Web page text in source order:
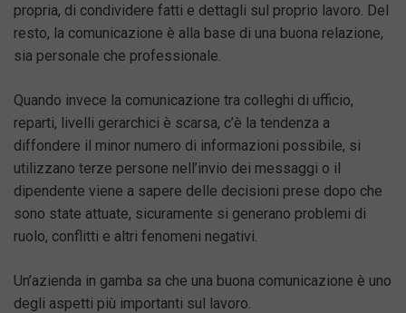
propria, di condividere fatti e dettagli sul proprio lavoro. Del
resto, la comunicazione è alla base di una buona relazione,
sia personale che professionale.
Quando invece la comunicazione tra colleghi di ufficio,
reparti, livelli gerarchici è scarsa, c’è la tendenza a
diffondere il minor numero di informazioni possibile, si
utilizzano terze persone nell’invio dei messaggi o il
dipendente viene a sapere delle decisioni prese dopo che
sono state attuate, sicuramente si generano problemi di
ruolo, conflitti e altri fenomeni negativi.
Un’azienda in gamba sa che una buona comunicazione è uno
degli aspetti più importanti sul lavoro.